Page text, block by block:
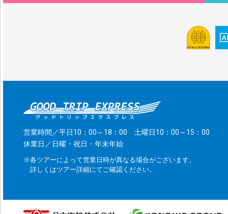
営業時間／平日10：00～18：00 土曜日10：00～15：00
休業日／日曜・祝日・年末年始
※各ツアーによって営業日時が異なる場合がございます。
詳しくはツアー詳細にてご確認ください。